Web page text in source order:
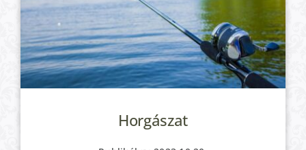
Horgászat